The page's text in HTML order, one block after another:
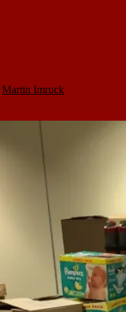
Martin Imruck